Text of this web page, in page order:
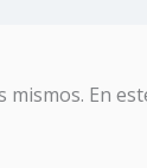
En